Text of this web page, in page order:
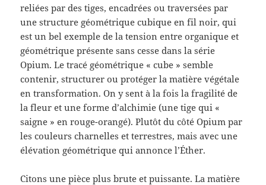
reliées par des tiges, encadrées ou traversées par
une structure géométrique cubique en fil noir, qui
est un bel exemple de la tension entre organique et
géométrique présente sans cesse dans la série
Opium. Le tracé géométrique « cube » semble
contenir, structurer ou protéger la matière végétale
en transformation. On y sent à la fois la fragilité de
la fleur et une forme d’alchimie (une tige qui «
saigne » en rouge-orangé). Plutôt du côté Opium par
les couleurs charnelles et terrestres, mais avec une
élévation géométrique qui annonce l’Éther.
Citons une pièce plus brute et puissante. La matière